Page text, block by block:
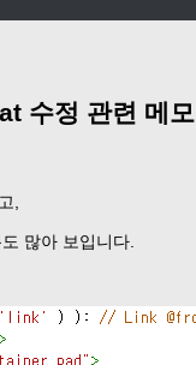
수정 관련 메모
,
많아 보입니다.